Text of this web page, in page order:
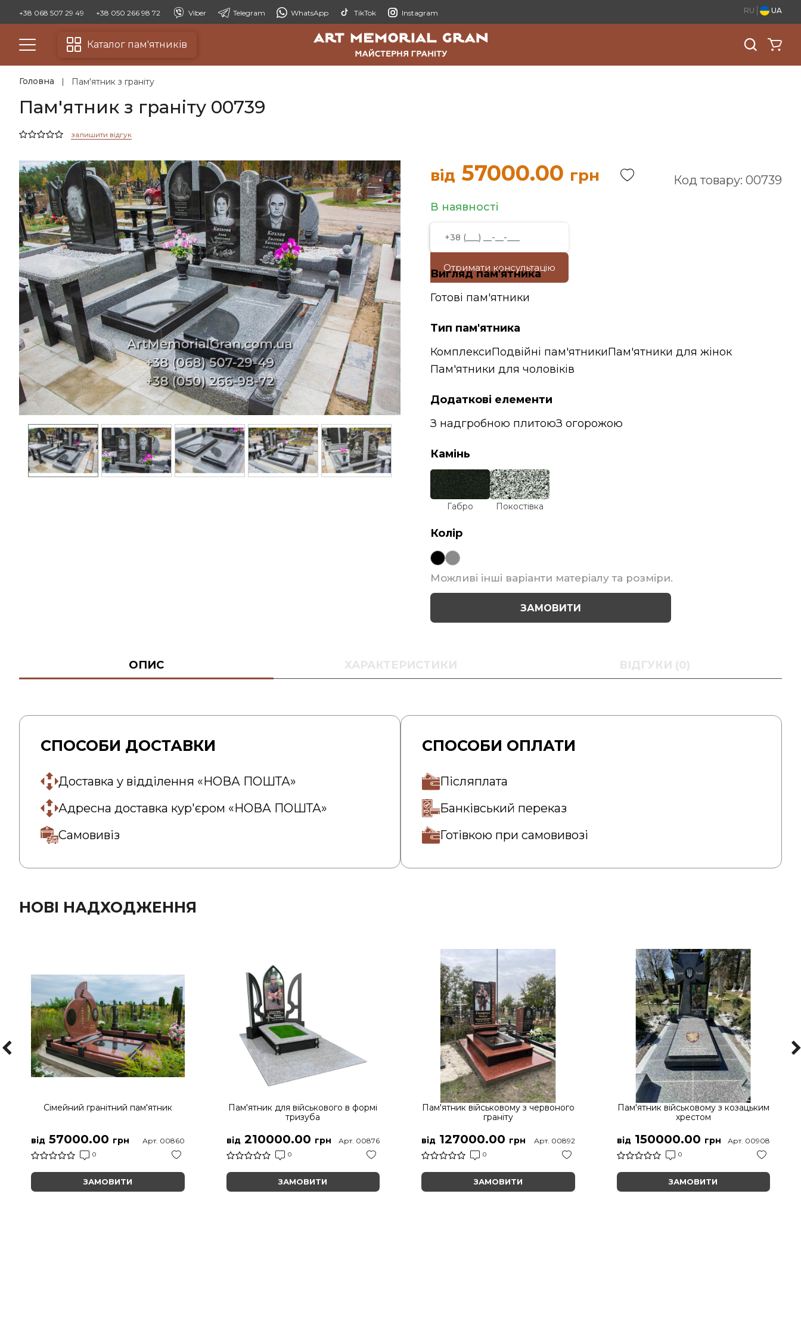
+38 068 507 29 49 +38 050 266 98 72 Viber Telegram WhatsApp TikTok Instagram RU UA
Каталог пам'ятників
Головна Пам'ятник з граніту
Пам'ятник з граніту 00739
залишити відгук
від 57000.00 грн Код товару: 00739
В наявності
Отримати консультацію
Вигляд пам'ятника
Готові пам'ятники
Тип пам'ятника
КомплексиПодвійні пам'ятникиПам'ятники для жінок
Пам'ятники для чоловіків
Додаткові елементи
З надгробною плитоюЗ огорожою
Камінь
Габро Покостівка
Колір
Можливі інші варіанти матеріалу та розміри.
ЗАМОВИТИ
ОПИС ХАРАКТЕРИСТИКИ ВІДГУКИ (0)
СПОСОБИ ДОСТАВКИ
Доставка у відділення «НОВА ПОШТА»
Адресна доставка кур'єром «НОВА ПОШТА»
Самовивіз
СПОСОБИ ОПЛАТИ
Післяплата
Банківський переказ
Готівкою при самовивозі
НОВІ НАДХОДЖЕННЯ
Сімейний гранітний пам'ятник
від 57000.00 грн
0
Арт. 00860
ЗАМОВИТИ
Пам'ятник для військового в формі
тризуба
від210000.00 грн
0
Арт. 00876
ЗАМОВИТИ
Пам'ятник військовому з червоного
граніту
від 127000.00 грн
0
Арт. 00892
ЗАМОВИТИ
Пам'ятник військовому з козацьким
хрестом
від150000.00 грн
0
Арт. 00908
ЗАМОВИТИ